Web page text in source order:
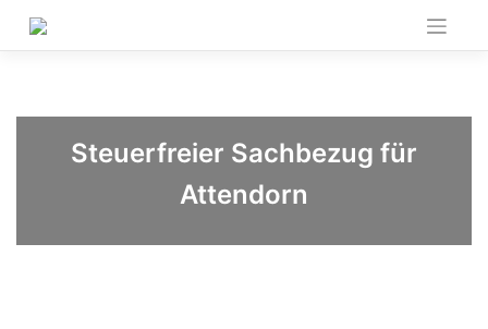
content
Steuerfreier Sachbezug für
Attendorn